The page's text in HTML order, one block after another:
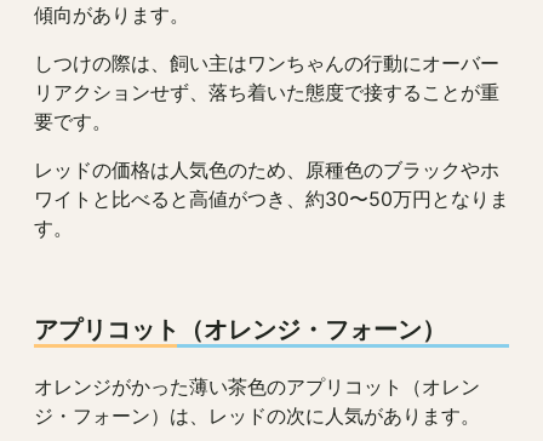
傾向があります。
しつけの際は、飼い主はワンちゃんの行動にオーバー
リアクションせず、落ち着いた態度で接することが重
要です。
レッドの価格は人気色のため、原種色のブラックやホ
ワイトと比べると高値がつき、約30〜50万円となりま
す。
アプリコット（オレンジ・フォーン）
オレンジがかった薄い茶色のアプリコット（オレン
ジ・フォーン）は、レッドの次に人気があります。